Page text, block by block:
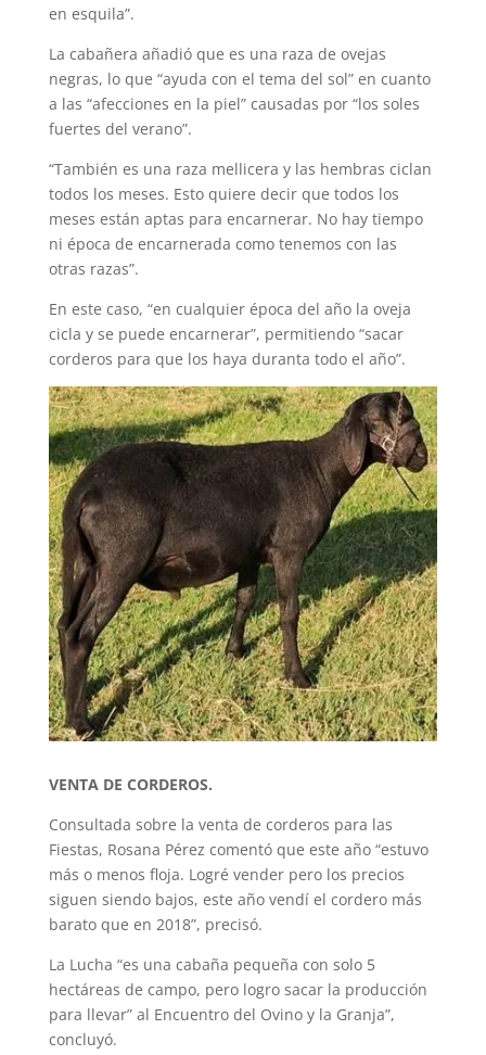
en esquila”.
La cabañera añadió que es una raza de ovejas
negras, lo que “ayuda con el tema del sol” en cuanto
a las “afecciones en la piel” causadas por “los soles
fuertes del verano”.
“También es una raza mellicera y las hembras ciclan
todos los meses. Esto quiere decir que todos los
meses están aptas para encarnerar. No hay tiempo
ni época de encarnerada como tenemos con las
otras razas”.
En este caso, “en cualquier época del año la oveja
cicla y se puede encarnerar”, permitiendo “sacar
corderos para que los haya duranta todo el año”.
VENTA DE CORDEROS.
Consultada sobre la venta de corderos para las
Fiestas, Rosana Pérez comentó que este año “estuvo
más o menos floja. Logré vender pero los precios
siguen siendo bajos, este año vendí el cordero más
barato que en 2018”, precisó.
La Lucha “es una cabaña pequeña con solo 5
hectáreas de campo, pero logro sacar la producción
para llevar” al Encuentro del Ovino y la Granja”,
concluyó.